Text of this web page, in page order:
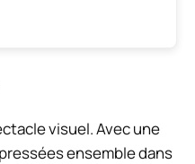
visuel. Avec une
ensemble dans